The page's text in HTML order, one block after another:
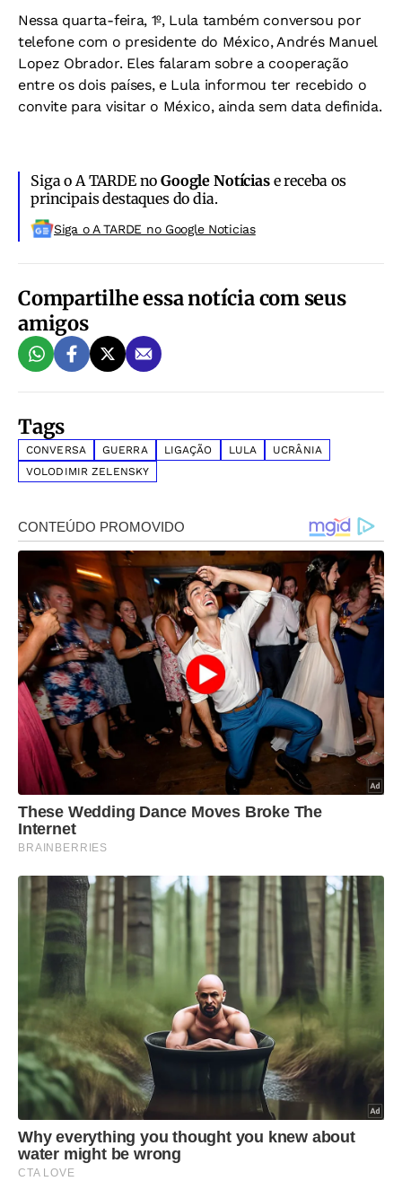
Nessa quarta-feira, 1º, Lula também conversou por
telefone com o presidente do México, Andrés Manuel
Lopez Obrador. Eles falaram sobre a cooperação
entre os dois países, e Lula informou ter recebido o
convite para visitar o México, ainda sem data definida.
Siga o A TARDE noGoogle Notíciase receba os
principais destaques do dia.
Siga o A TARDE no Google Noticias
Compartilhe essa notícia com seus
amigos
Tags
CONVERSA GUERRA LIGAÇÃO LULA
UCRÂNIA
VOLODIMIR ZELENSKY